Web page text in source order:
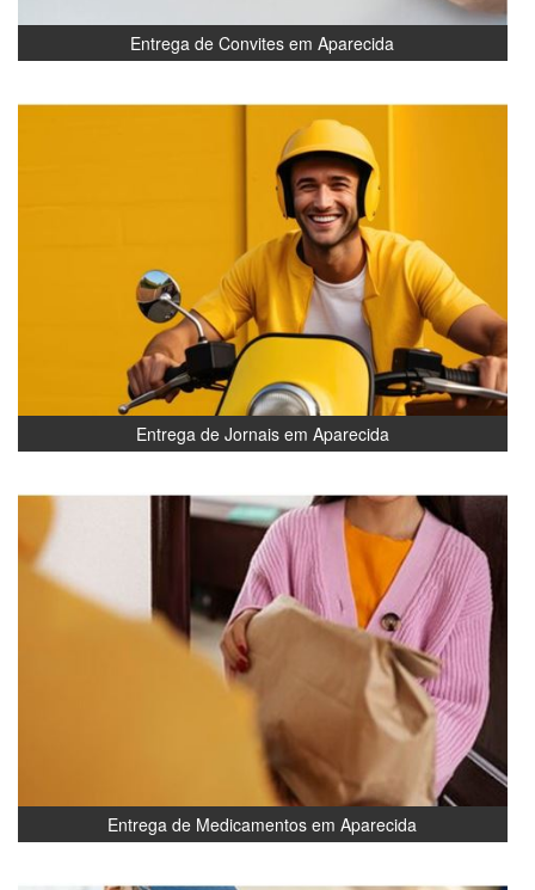
Entrega de Convites em Aparecida
Entrega de Jornais em Aparecida
Entrega de Medicamentos em Aparecida